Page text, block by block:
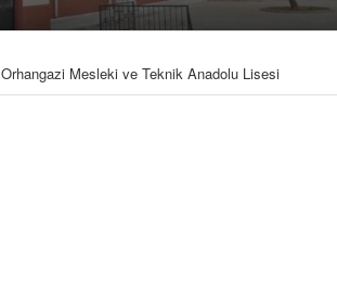
Orhangazi Mesleki ve Teknik Anadolu Lisesi